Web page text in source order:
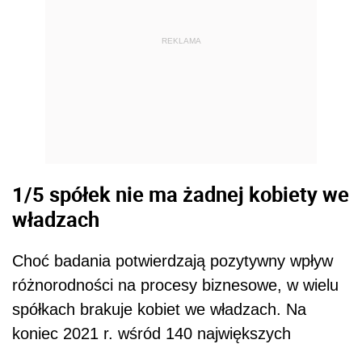
REKLAMA
1/5 spółek nie ma żadnej kobiety we
władzach
Choć badania potwierdzają pozytywny wpływ
różnorodności na procesy biznesowe, w wielu
spółkach brakuje kobiet we władzach. Na
koniec 2021 r. wśród 140 największych